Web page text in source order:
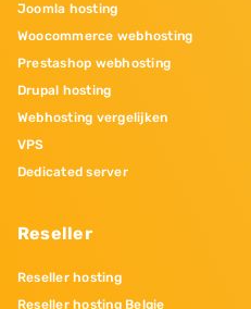
Joomla hosting
Woocommerce webhosting
Prestashop webhosting
Drupal hosting
Webhosting vergelijken
VPS
Dedicated server
Reseller
Reseller hosting
Reseller hosting Belgie